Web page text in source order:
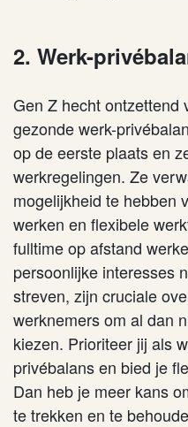
2. Werk-
Gen Z hecht ontzettend
gezonde werk-
op de eerste plaats en
werkregelingen. Ze
mogelijkheid te hebben
werken en flexibele
fulltime op afstand
persoonlijke interesses
streven, zijn cruciale
werknemers om al dan
kiezen. Prioriteer jij als
privébalans en bied je
Dan heb je meer kans
te trekken en te